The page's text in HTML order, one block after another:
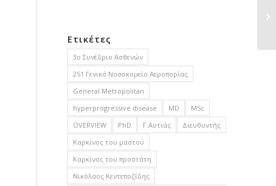
Ετικέτες
3ο Συνέδριο Ασθενών
251 Γενικό Νοσοκομείο Αεροπορίας
General Metropolitan
hyperprogressive disease
MD
MSc
OVERVIEW
PhD Γ.Αυτιάς
Διευθυντής
Καρκίνος του μαστού
Καρκίνος του προστάτη
Νικόλαος Κεντεποζίδης